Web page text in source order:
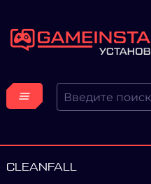
CLEANFALL